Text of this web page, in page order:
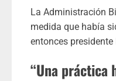
La Administración
medida que había
entonces
“Una práctica